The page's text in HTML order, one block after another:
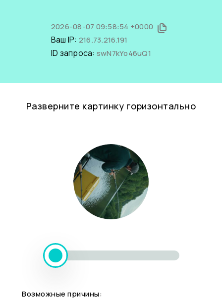
2026-08-07 09:58:54 +0000
Ваш IP: 216.73.216.191
ID запроса: swN7kYo46uQ1
Разверните картинку горизонтально
Возможные причины: